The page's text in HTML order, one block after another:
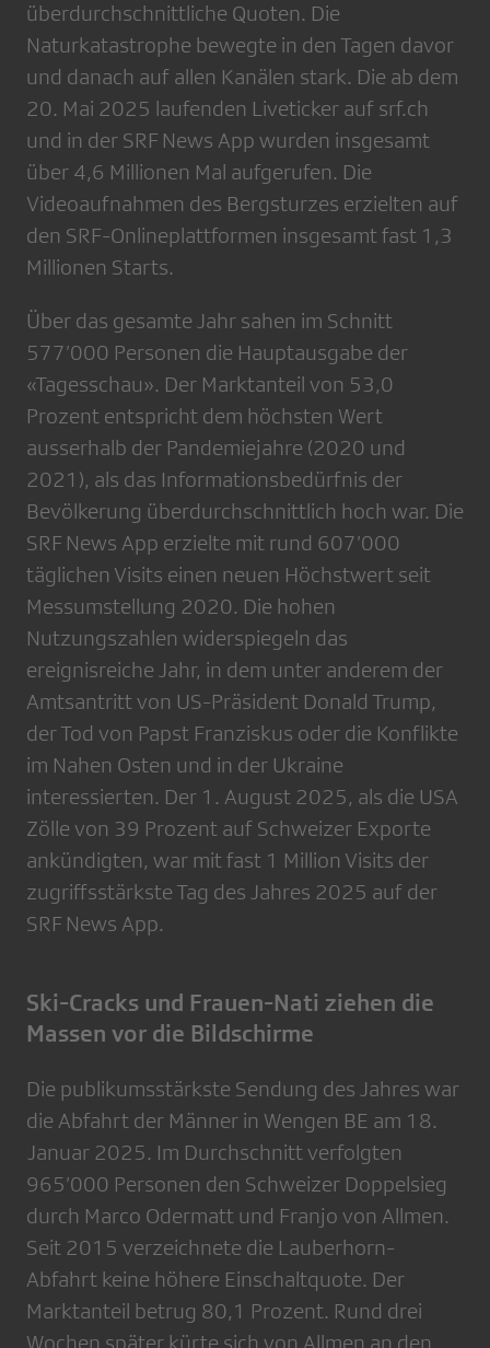
überdurchschnittliche Quoten. Die
Naturkatastrophe bewegte in den Tagen davor
und danach auf allen Kanälen stark. Die ab dem
20. Mai 2025 laufenden Liveticker auf srf.ch
und in der SRF News App wurden insgesamt
über 4,6 Millionen Mal aufgerufen. Die
Videoaufnahmen des Bergsturzes erzielten auf
den SRF-Onlineplattformen insgesamt fast 1,3
Millionen Starts.
Über das gesamte Jahr sahen im Schnitt
577’000 Personen die Hauptausgabe der
«Tagesschau». Der Marktanteil von 53,0
Prozent entspricht dem höchsten Wert
ausserhalb der Pandemiejahre (2020 und
2021), als das Informationsbedürfnis der
Bevölkerung überdurchschnittlich hoch war. Die
SRF News App erzielte mit rund 607’000
täglichen Visits einen neuen Höchstwert seit
Messumstellung 2020. Die hohen
Nutzungszahlen widerspiegeln das
ereignisreiche Jahr, in dem unter anderem der
Amtsantritt von US-Präsident Donald Trump,
der Tod von Papst Franziskus oder die Konflikte
im Nahen Osten und in der Ukraine
interessierten. Der 1. August 2025, als die USA
Zölle von 39 Prozent auf Schweizer Exporte
ankündigten, war mit fast 1 Million Visits der
zugriffsstärkste Tag des Jahres 2025 auf der
SRF News App.
Ski-Cracks und Frauen-Nati ziehen die
Massen vor die Bildschirme
Die publikumsstärkste Sendung des Jahres war
die Abfahrt der Männer in Wengen BE am 18.
Januar 2025. Im Durchschnitt verfolgten
965’000 Personen den Schweizer Doppelsieg
durch Marco Odermatt und Franjo von Allmen.
Seit 2015 verzeichnete die Lauberhorn-
Abfahrt keine höhere Einschaltquote. Der
Marktanteil betrug 80,1 Prozent. Rund drei
Wochen später kürte sich von Allmen an den